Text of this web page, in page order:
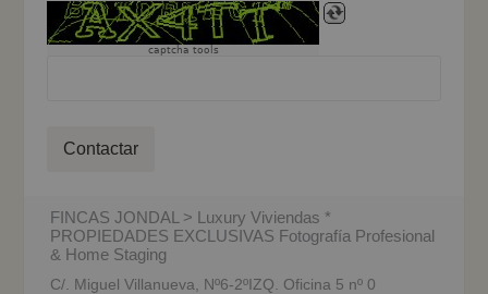
captcha tools
Contactar
FINCAS JONDAL > Luxury Viviendas *
PROPIEDADES EXCLUSIVAS Fotografía Profesional
& Home Staging
C/. Miguel Villanueva, Nº6-2ºIZQ. Oficina 5 nº 0